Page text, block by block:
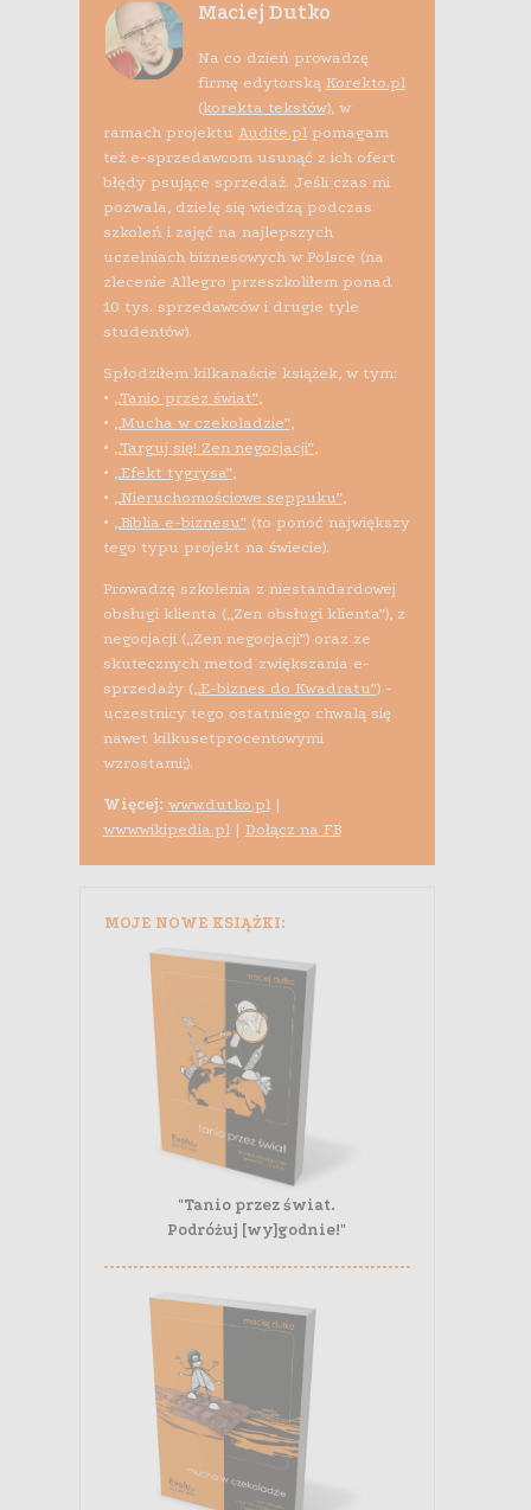
Maciej Dutko
Na co dzień prowadzę
firmę edytorską Korekto.pl
(korekta tekstów), w
ramach projektu Audite.plpomagam
też e-sprzedawcom usunąć z ich ofert
błędy psujące sprzedaż. Jeśli czas mi
pozwala, dzielę się wiedzą podczas
szkoleń i zajęć na najlepszych
uczelniach biznesowych w Polsce (na
zlecenie Allegro przeszkoliłem ponad
10 tys. sprzedawców i drugie tyle
studentów).
Spłodziłem kilkanaście książek, w tym:
• „Tanio przez świat”,
• „Mucha w czekoladzie”,
• „Targuj się! Zen negocjacji”,
• „Efekt tygrysa”,
• „Nieruchomościowe seppuku”,
• „Biblia e-biznesu”(to ponoć największy
tego typu projekt na świecie).
Prowadzę szkolenia z niestandardowej
obsługi klienta („Zen obsługi klienta”), z
negocjacji („Zen negocjacji”) oraz ze
skutecznych metod zwiększania e-
sprzedaży („E-biznes do Kwadratu”) -
uczestnicy tego ostatniego chwalą się
nawet kilkusetprocentowymi
wzrostami;).
Więcej: www.dutko.pl|
www.wikipedia.pl| Dołącz na FB
MOJE NOWE KSIĄŻKI:
"Tanio przez świat.
Podróżuj [wy]godnie!"